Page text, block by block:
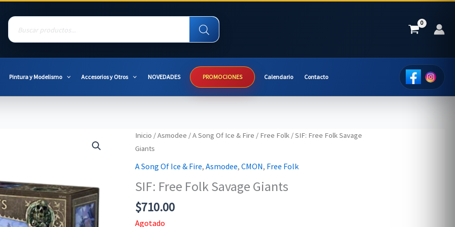
Products
search
Pintura y Modelismo Accesorios y Otros NOVEDADES PROMOCIONES Calendario Contacto
Inicio /Asmodee /A Song Of Ice & Fire / Free Folk / SIF: Free Folk Savage
Giants
A Song Of Ice & Fire, Asmodee, CMON, Free Folk
SIF: Free Folk Savage Giants
$710.00
Agotado